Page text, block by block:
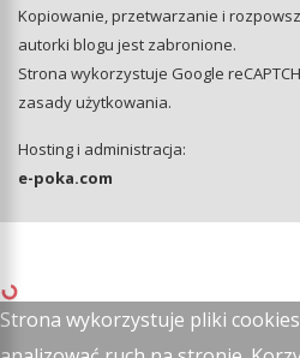
Kopiowanie, przetwarzanie i
autorki blogu jest zabronione.
Strona wykorzystuje Google
zasady użytkowania.
Hosting i administracja:
e-poka.com
Strona wykorzystuje pliki